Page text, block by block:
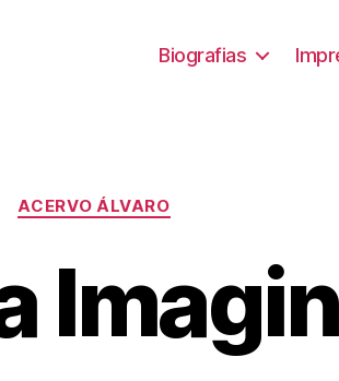
Biografias
Categorias
ACERVO ÁLVARO